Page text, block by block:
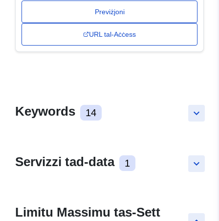
Previżjoni
URL tal-Aċċess
keyboard_arrow_down
Keywords 14
keyboard_arrow_down
Servizzi tad-data 1
Limitu Massimu tas-Sett